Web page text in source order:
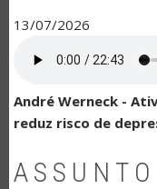
13/07/2026
André Werneck -
reduz risco de